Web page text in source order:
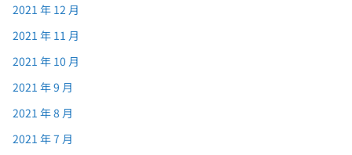
2021 年 12 月
2021 年 11 月
2021 年 10 月
2021 年 9 月
2021 年 8 月
2021 年 7 月